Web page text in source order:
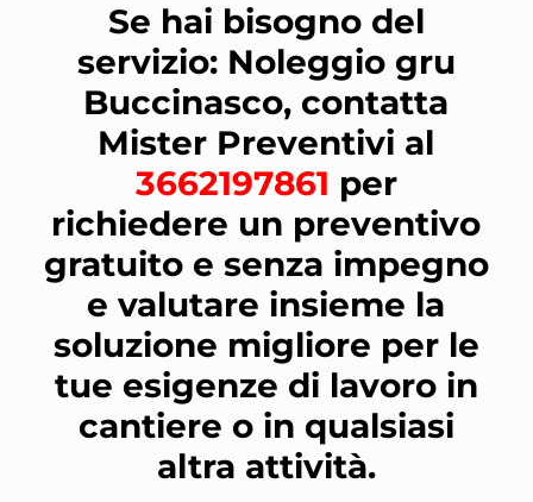
Se hai bisogno del
servizio: Noleggio gru
Buccinasco, contatta
Mister Preventivi al
3662197861 per
richiedere un preventivo
gratuito e senza impegno
e valutare insieme la
soluzione migliore per le
tue esigenze di lavoro in
cantiere o in qualsiasi
altra attività.